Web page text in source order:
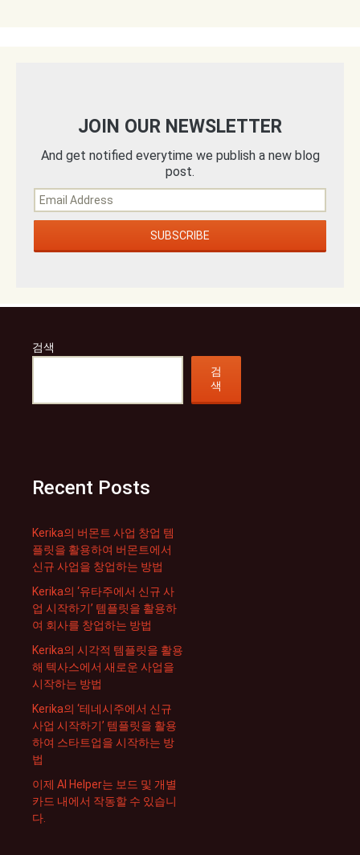
JOIN OUR NEWSLETTER
And get notified everytime we publish a new blog
post.
검색
검
색
Recent Posts
Kerika의 버몬트 사업 창업 템
플릿을 활용하여 버몬트에서
신규 사업을 창업하는 방법
Kerika의 ‘유타주에서 신규 사
업 시작하기’ 템플릿을 활용하
여 회사를 창업하는 방법
Kerika의 시각적 템플릿을 활용
해 텍사스에서 새로운 사업을
시작하는 방법
Kerika의 ‘테네시주에서 신규
사업 시작하기’ 템플릿을 활용
하여 스타트업을 시작하는 방
법
이제 AI Helper는 보드 및 개별
카드 내에서 작동할 수 있습니
다.